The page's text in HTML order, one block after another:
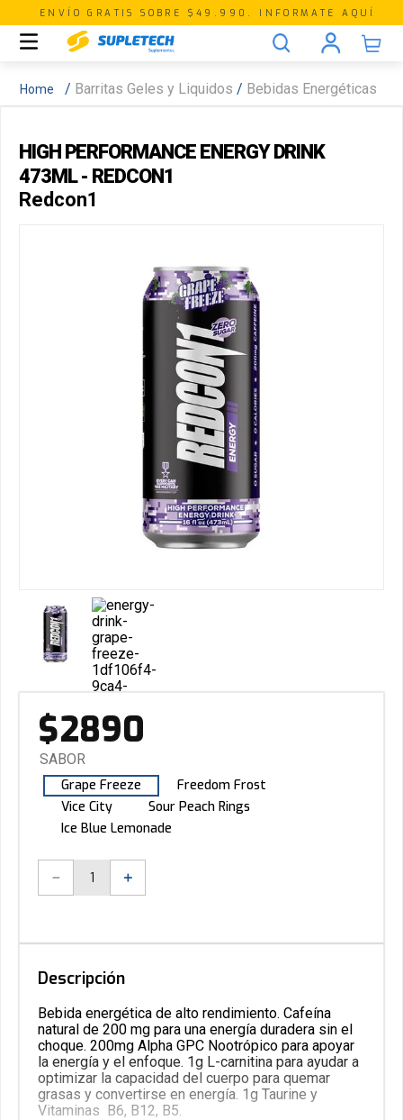
ENVÍO GRATIS SOBRE $49.990. INFORMATE AQUÍ
Barritas Geles y Liquidos Bebidas Energéticas
HIGH PERFORMANCE ENERGY DRINK
473ML - REDCON1
Redcon1
$2890
SABOR
Grape Freeze
Freedom Frost
Vice City
Sour Peach Rings
Ice Blue Lemonade
＋
－
Descripción
Bebida energética de alto rendimiento. Cafeína
natural de 200 mg para una energía duradera sin el
choque. 200mg Alpha GPC Nootrópico para apoyar
la energía y el enfoque. 1g L-carnitina para ayudar a
optimizar la capacidad del cuerpo para quemar
grasas y convertirse en energía. 1g Taurine y
Vitaminas B6, B12, B5.